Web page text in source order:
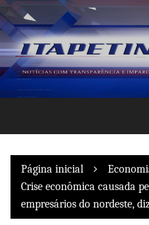
Pular
para
o
conteúdo
Página inicial
Crise econômica causada
empresários do nordeste,